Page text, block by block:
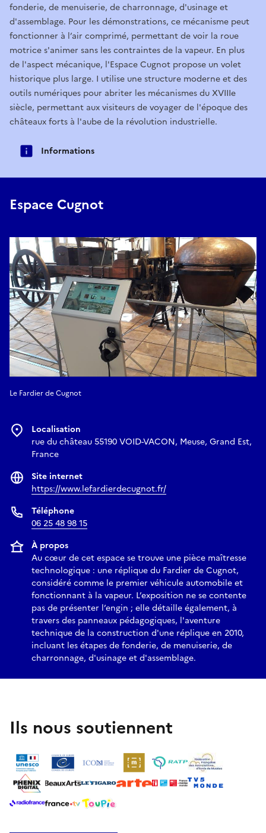
fonderie, de menuiserie, de charronnage, d'usinage et
d'assemblage. Pour les démonstrations, ce mécanisme peut
fonctionner à l’air comprimé, permettant de voir la roue
motrice s'animer sans les contraintes de la vapeur. En plus
de l'aspect mécanique, l'Espace Cugnot propose un volet
historique plus large. I utilise une structure moderne et des
outils numériques pour abriter les mécanismes du XVIIIe
siècle, permettant aux visiteurs de voyager de l'époque des
châteaux forts à l'aube de la révolution industrielle.
Informations
Espace Cugnot
Le Fardier de Cugnot
Localisation
rue du château 55190 VOID-VACON, Meuse, Grand Est,
France
Site internet
https://www.lefardierdecugnot.fr/
Téléphone
06 25 48 98 15
À propos
Au cœur de cet espace se trouve une pièce maîtresse
technologique : une réplique du Fardier de Cugnot,
considéré comme le premier véhicule automobile et
fonctionnant à la vapeur. L’exposition ne se contente
pas de présenter l’engin ; elle détaille également, à
travers des panneaux pédagogiques, l'aventure
technique de la construction d'une réplique en 2010,
incluant les étapes de fonderie, de menuiserie, de
charronnage, d'usinage et d'assemblage.
Ils nous soutiennent